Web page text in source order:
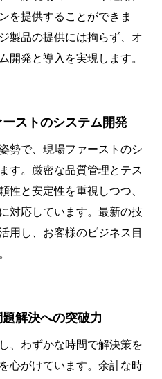
を提供することができま
製品の提供には拘らず、オ
開発と導入を実現します。
ストのシステム開発
勢で、現場ファーストのシ
す。厳密な品質管理とテス
性と安定性を重視しつつ、
対応しています。最新の技
用し、お客様のビジネス目
解決への突破力
、わずかな時間で解決策を
心がけています。余計な時